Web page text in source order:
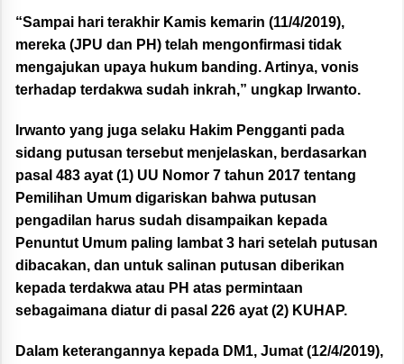
“Sampai hari terakhir Kamis kemarin (11/4/2019),
mereka (JPU dan PH) telah mengonfirmasi tidak
mengajukan upaya hukum banding. Artinya, vonis
terhadap terdakwa sudah inkrah,” ungkap Irwanto.
Irwanto yang juga selaku Hakim Pengganti pada
sidang putusan tersebut menjelaskan, berdasarkan
pasal 483 ayat (1) UU Nomor 7 tahun 2017 tentang
Pemilihan Umum digariskan bahwa putusan
pengadilan harus sudah disampaikan kepada
Penuntut Umum paling lambat 3 hari setelah putusan
dibacakan, dan untuk salinan putusan diberikan
kepada terdakwa atau PH atas permintaan
sebagaimana diatur di pasal 226 ayat (2) KUHAP.
Dalam keterangannya kepada DM1, Jumat (12/4/2019),